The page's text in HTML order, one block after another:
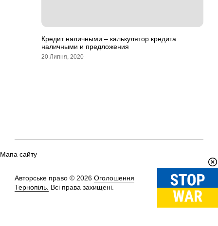
Кредит наличными – калькулятор кредита
наличными и предложения
20 Липня, 2020
Мапа сайту
Авторське право © 2026 Оголошення
Тернопіль. Всі права захищені.
Вгору↑